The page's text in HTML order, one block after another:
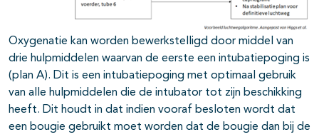
Oxygenatie kan worden bewerkstelligd door middel van
drie hulpmiddelen waarvan de eerste een intubatiepoging is
(plan A). Dit is een intubatiepoging met optimaal gebruik
van alle hulpmiddelen die de intubator tot zijn beschikking
heeft. Dit houdt in dat indien vooraf besloten wordt dat
een bougie gebruikt moet worden dat de bougie dan bij de